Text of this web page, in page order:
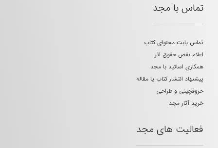
تماس با مجد
تماس بابت محتوای کتاب
اعلام نقض حقوق اثر
همکاری اساتید با مجد
پیشنهاد انتشار کتاب یا مقاله
حروفچینی و طراحی
خرید آثار مجد
فعالیت های مجد